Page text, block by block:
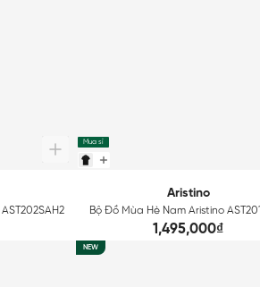
Mua sỉ
Aristino
Bộ Đồ Mùa Hè Nam Aristino
1,495,000₫
NEW